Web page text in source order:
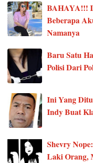
BAHAYA!!!
Beberapa
Namanya
Baru Satu
Polisi Dari
Ini Yang
Indy Buat
Shevry
Laki Orang,